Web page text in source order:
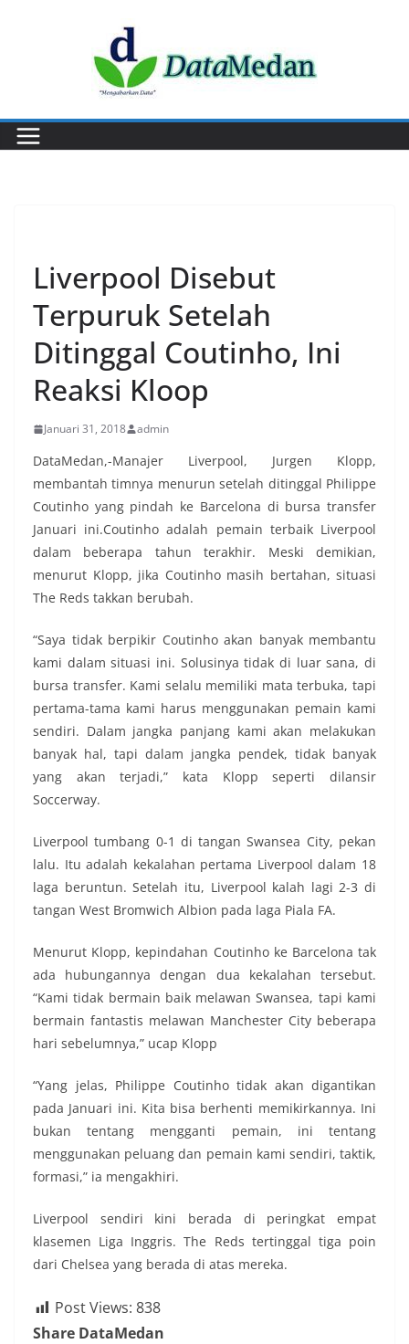
Liverpool Disebut
Terpuruk Setelah
Ditinggal Coutinho, Ini
Reaksi Kloop
Januari 31, 2018 admin
DataMedan,-Manajer Liverpool, Jurgen Klopp,
membantah timnya menurun setelah ditinggal Philippe
Coutinho yang pindah ke Barcelona di bursa transfer
Januari ini.Coutinho adalah pemain terbaik Liverpool
dalam beberapa tahun terakhir. Meski demikian,
menurut Klopp, jika Coutinho masih bertahan, situasi
The Reds takkan berubah.
“Saya tidak berpikir Coutinho akan banyak membantu
kami dalam situasi ini. Solusinya tidak di luar sana, di
bursa transfer. Kami selalu memiliki mata terbuka, tapi
pertama-tama kami harus menggunakan pemain kami
sendiri. Dalam jangka panjang kami akan melakukan
banyak hal, tapi dalam jangka pendek, tidak banyak
yang akan terjadi,” kata Klopp seperti dilansir
Soccerway.
Liverpool tumbang 0-1 di tangan Swansea City, pekan
lalu. Itu adalah kekalahan pertama Liverpool dalam 18
laga beruntun. Setelah itu, Liverpool kalah lagi 2-3 di
tangan West Bromwich Albion pada laga Piala FA.
Menurut Klopp, kepindahan Coutinho ke Barcelona tak
ada hubungannya dengan dua kekalahan tersebut.
“Kami tidak bermain baik melawan Swansea, tapi kami
bermain fantastis melawan Manchester City beberapa
hari sebelumnya,” ucap Klopp
“Yang jelas, Philippe Coutinho tidak akan digantikan
pada Januari ini. Kita bisa berhenti memikirkannya. Ini
bukan tentang mengganti pemain, ini tentang
menggunakan peluang dan pemain kami sendiri, taktik,
formasi,” ia mengakhiri.
Liverpool sendiri kini berada di peringkat empat
klasemen Liga Inggris. The Reds tertinggal tiga poin
dari Chelsea yang berada di atas mereka.
Post Views: 838
Share DataMedan